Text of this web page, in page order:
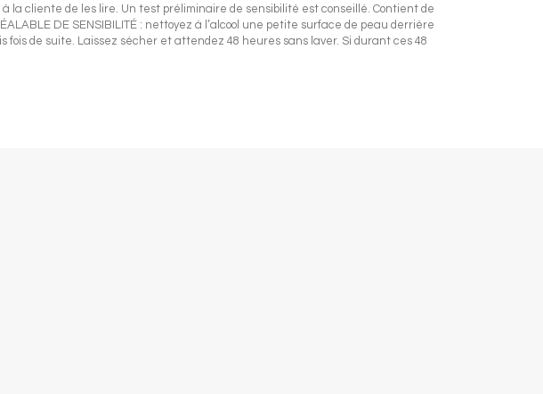
la cliente de les lire. Un test préliminaire de sensibilité est conseillé. Contient de
DE SENSIBILITÉ : nettoyez à l’alcool une petite surface de peau derrière
de suite. Laissez sécher et attendez 48 heures sans laver. Si durant ces 48